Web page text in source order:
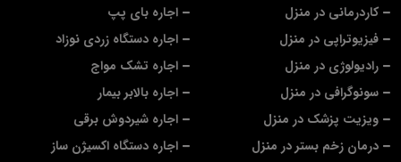
اجاره بای پپ
اجاره دستگاه زردی نوزاد
اجاره تشک مواج
اجاره بالابر بیمار
اجاره شیردوش برقی
اجاره دستگاه اکسیژن ساز
کاردرمانی در منزل
فیزیوتراپی در منزل
رادیولوژی در منزل
سونوگرافی در منزل
ویزیت پزشک در منزل
درمان زخم بستر در منزل